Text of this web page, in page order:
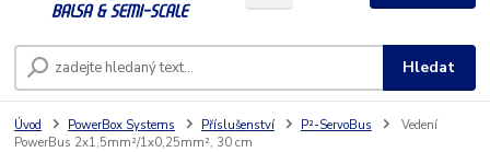
Hledat
Úvod PowerBox Systems Příslušenství P²-ServoBus
Vedení
PowerBus 2x1,5mm²/1x0,25mm², 30 cm